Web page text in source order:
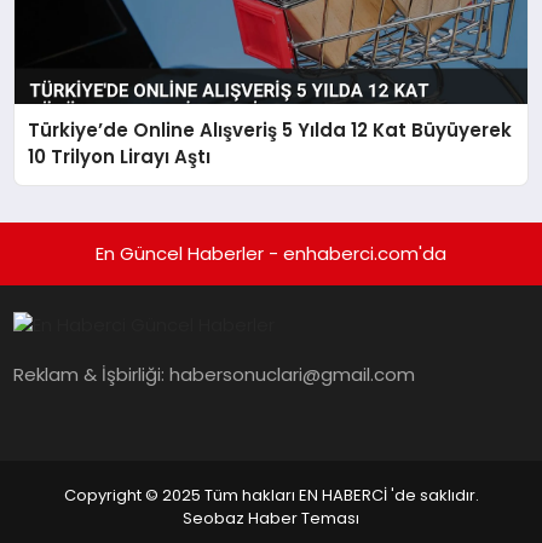
Türkiye’de Online Alışveriş 5 Yılda 12 Kat Büyüyerek
10 Trilyon Lirayı Aştı
En Güncel Haberler - enhaberci.com'da
Reklam & İşbirliği:habersonuclari@gmail.com
Copyright © 2025 Tüm hakları EN HABERCİ 'de saklıdır.
Seobaz Haber Teması